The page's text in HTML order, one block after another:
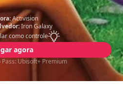
Activision
Iron Galaxy
como controle
agora
Pass: Ubisoft+ Premium